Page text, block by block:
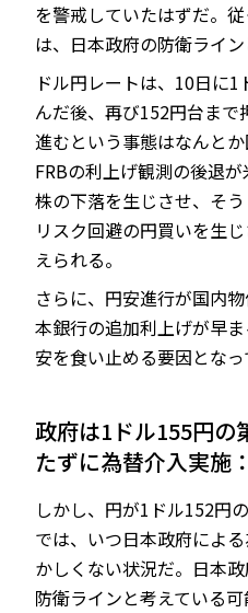
を警戒していたはずだ。
は、日本政府の防衛ライン
ドル円レートは、10日に
んだ後、再び152円台ま
進むという事態はなんと
FRBの利上げ観測の後退
株の下落を生じさせ、そ
リスク回避の円買いを生
えられる。
さらに、円安進行が国内
本銀行の追加利上げが早
安を食い止める要因となっ
政府は1ドル155円の
たずに為替介入実施
しかし、円が1ドル152円
では、いつ日本政府によ
かしくない状況だ。日本
防衛ラインと考えている